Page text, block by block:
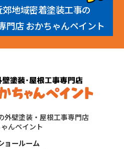
地域密着塗装工事の
門店 おかちゃんペイント
外壁塗装・屋根工事専門店
んペイント
ョールーム